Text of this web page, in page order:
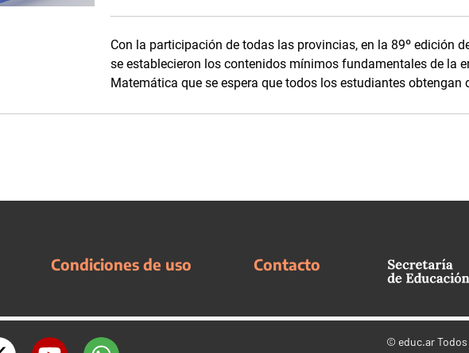
Con la participación de todas las provincias, en la 89º edición
se establecieron los contenidos mínimos fundamentales de la
Matemática que se espera que todos los estudiantes obtengan
Condiciones de uso Contacto
© educ.ar